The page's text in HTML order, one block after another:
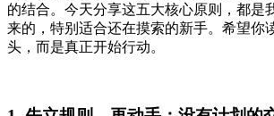
的结合。今天分享这五大核心原则，都是
来的，特别适合还在摸索的新手。希望你
头，而是真正开始行动。